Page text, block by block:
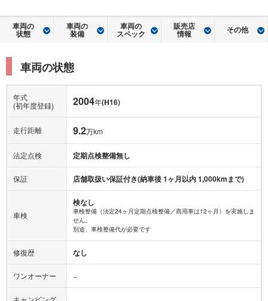
車両の
状態
車両の
装備
車両の
スペック
販売店
情報 その他
車両の状態
年式
(初年度登録)
2004年(H16)
走行距離 9.2万km
法定点検 定期点検整備無し
保証 店舗取扱い保証付き(納車後 1ヶ月以内 1,000kmまで)
車検
検なし
車検整備（法定24ヶ月定期点検整備／商用車は12ヶ月）を実施しま
せん。
別途、車検整備代が必要です
修復歴 なし
ワンオーナー −